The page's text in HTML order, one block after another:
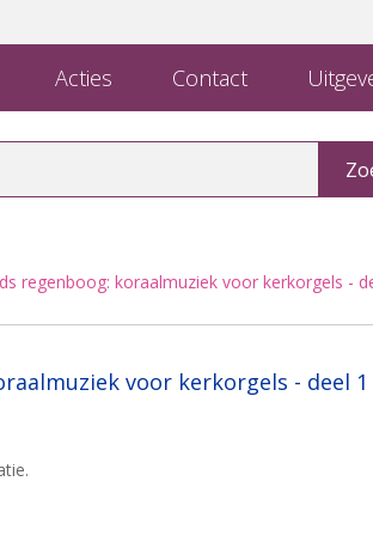
Acties Contact
regenboog: koraalmuziek voor kerkorgels -
voor kerkorgels - deel 1